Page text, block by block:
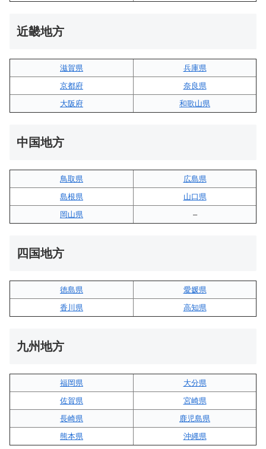
近畿地方
滋賀県
兵庫県
京都府
奈良県
大阪府
和歌山県
中国地方
鳥取県
広島県
島根県
山口県
岡山県
–
四国地方
徳島県
愛媛県
香川県
高知県
九州地方
福岡県
大分県
佐賀県
宮崎県
長崎県
鹿児島県
熊本県
沖縄県